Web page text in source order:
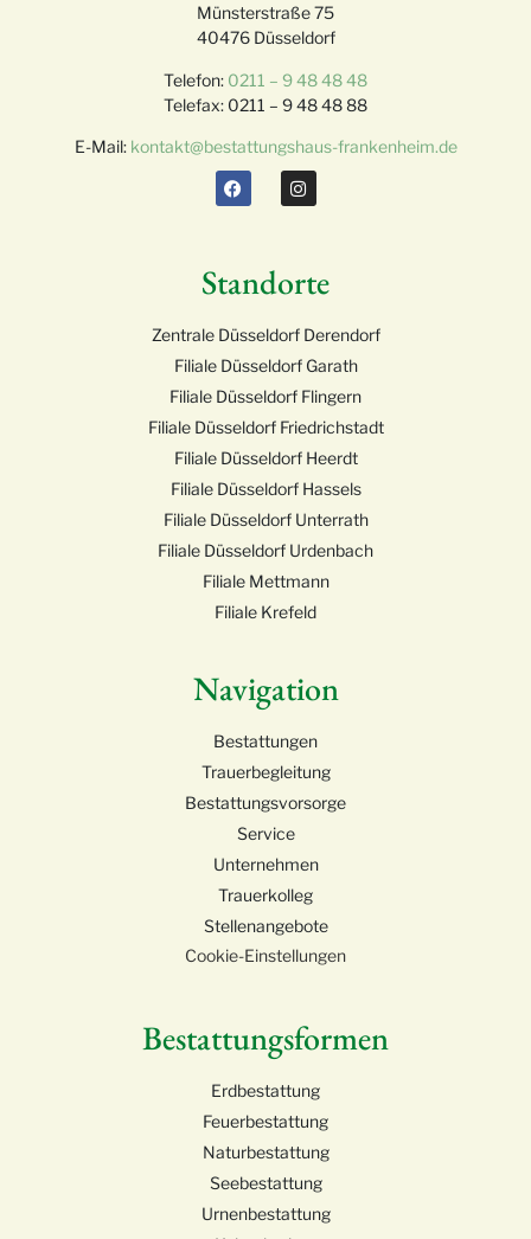
Münsterstraße 75
40476 Düsseldorf
Telefon: 0211 – 9 48 48 48
Telefax: 0211 – 9 48 48 88
E-Mail: kontakt@bestattungshaus-frankenheim.de
Standorte
Zentrale Düsseldorf Derendorf
Filiale Düsseldorf Garath
Filiale Düsseldorf Flingern
Filiale Düsseldorf Friedrichstadt
Filiale Düsseldorf Heerdt
Filiale Düsseldorf Hassels
Filiale Düsseldorf Unterrath
Filiale Düsseldorf Urdenbach
Filiale Mettmann
Filiale Krefeld
Navigation
Bestattungen
Trauerbegleitung
Bestattungsvorsorge
Service
Unternehmen
Trauerkolleg
Stellenangebote
Cookie-Einstellungen
Bestattungsformen
Erdbestattung
Feuerbestattung
Naturbestattung
Seebestattung
Urnenbestattung